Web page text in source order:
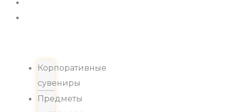
Корпоративные
сувениры
Предметы